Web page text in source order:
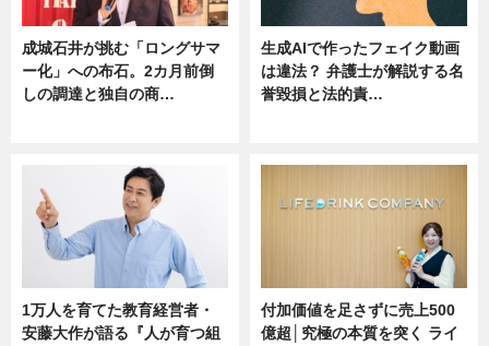
成城石井が挑む「ロングサマ
ー化」への布石。2カ月前倒
しの調達と独自の商…
生成AIで作ったフェイク動画
は違法？ 弁護士が解説する名
誉毀損と法的責…
1万人を育てた教育経営者・
安藤大作が語る『人が育つ組
付加価値を足さずに売上500
億超│究極の本質を突く ライ